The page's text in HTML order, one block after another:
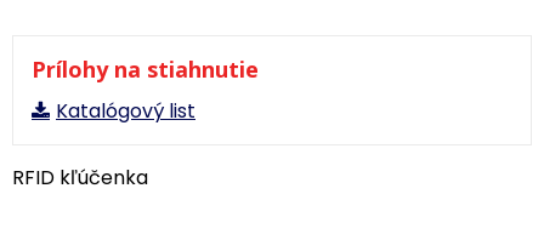
Prílohy na stiahnutie
Katalógový list
RFID kľúčenka